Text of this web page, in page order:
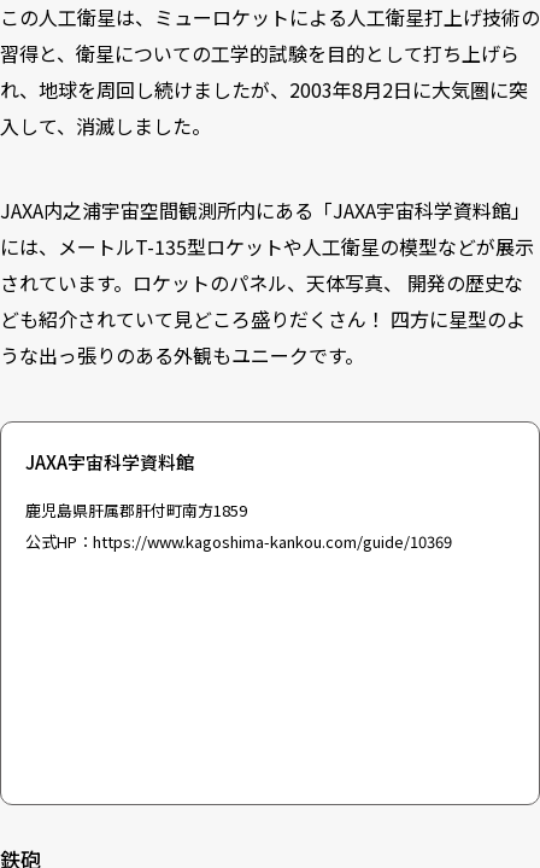
この人工衛星は、ミューロケットによる人工衛星打上げ技術の
習得と、衛星についての工学的試験を目的として打ち上げら
れ、地球を周回し続けましたが、2003年8月2日に大気圏に突
入して、消滅しました。
JAXA内之浦宇宙空間観測所内にある「JAXA宇宙科学資料館」
には、メートルT-135型ロケットや人工衛星の模型などが展示
されています。ロケットのパネル、天体写真、 開発の歴史な
ども紹介されていて見どころ盛りだくさん！ 四方に星型のよ
うな出っ張りのある外観もユニークです。
JAXA宇宙科学資料館
鹿児島県肝属郡肝付町南方1859
公式HP： https://www.kagoshima-kankou.com/guide/10369
鉄砲